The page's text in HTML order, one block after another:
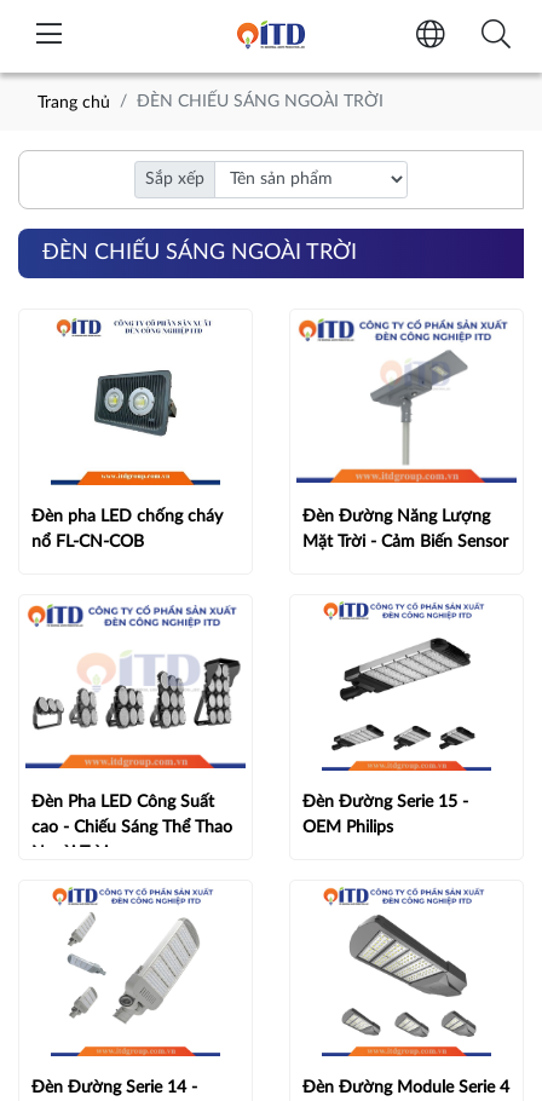
Trang chủ ĐÈN CHIẾU SÁNG NGOÀI TRỜI
Sắp xếp
ĐÈN CHIẾU SÁNG NGOÀI TRỜI
Đèn pha LED chống cháy
nổ FL-CN-COB
Đèn Đường Năng Lượng
Mặt Trời - Cảm Biến Sensor
Đèn Pha LED Công Suất
cao - Chiếu Sáng Thể Thao
Ngoài Trời
Đèn Đường Serie 15 -
OEM Philips
Đèn Đường Serie 14 -
Đèn Đường Module Serie 4